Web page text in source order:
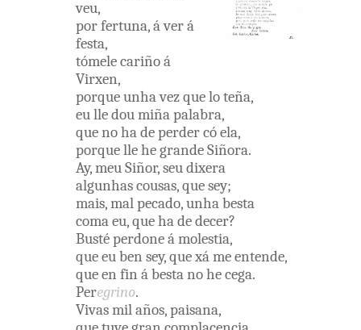
veu,
porfertuna,áverá
festa,
tómelecariñoá
Virxen,
porqueunhavezqueloteña,
eulledoumiñapalabra,
queno hadeperdercó ela,
porquellehegrandeSiñora.
Ay,meuSiñor,seudixera
algunhascousas,quesey;
mais,mal pecado,unhabesta
comaeu,quehadedecer?
Bustéperdoneámolestia,
queeuben sey,quexámeentende,
queen fin ábestano hecega.
Peregrino.
Vivasmilaños,paisana,